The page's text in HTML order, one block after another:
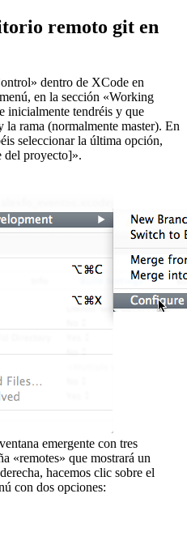
remoto git en
dentro de XCode en
en la sección «Working
inicialmente tendréis y que
rama (normalmente master). En
seleccionar la última opción,
del proyecto]».
emergente con tres
«remotes» que mostrará un
hacemos clic sobre el
con dos opciones: